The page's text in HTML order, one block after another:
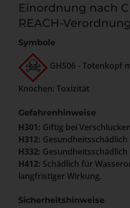
Einordnung nach
REACH-Verordnung
Symbole
GHS06 - Totenkopf
Knochen: Toxizität
Gefahrenhinweise
H301: Giftig bei
H312:
H332: Gesundheitsschädlich
H412: Schädlich für
langfristiger Wirkung.
Sicherheitshinweise